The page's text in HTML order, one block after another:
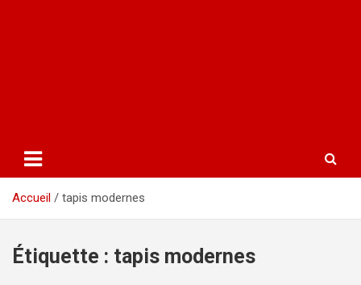
Accueil tapis modernes
Étiquette : tapis modernes